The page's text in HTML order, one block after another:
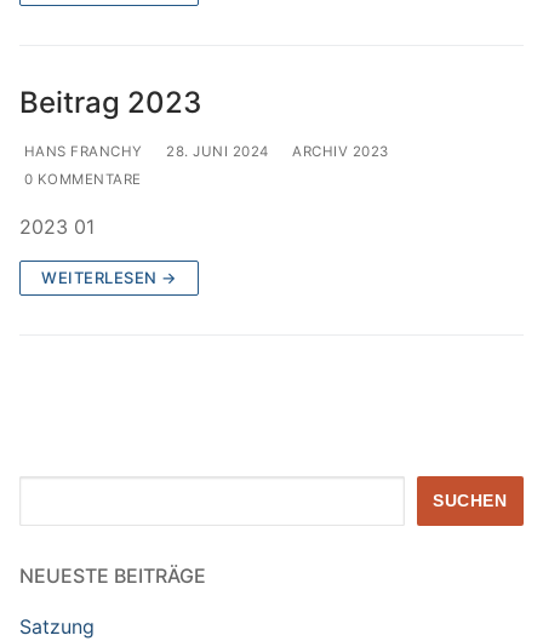
Beitrag 2023
HANS FRANCHY 28. JUNI 2024
ARCHIV 2023
0 KOMMENTARE
2023 01
WEITERLESEN →
SUCHEN
NEUESTE BEITRÄGE
Satzung